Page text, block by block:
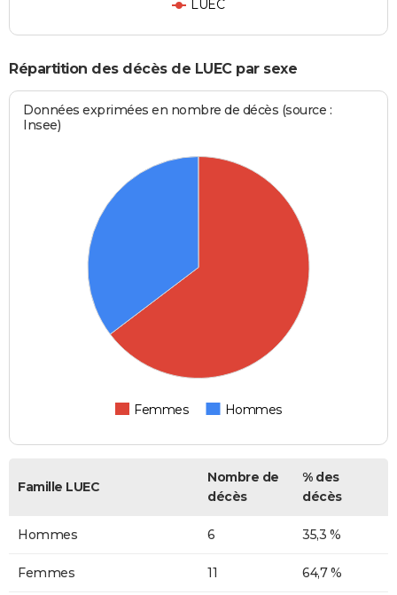
LUEC
Répartition des décès de LUEC par sexe
Données exprimées en nombre de décès (source :
Insee)
Femmes Hommes
Famille LUEC
Nombre de
décès
% des
décès
Hommes 6 35,3 %
Femmes 11 64,7 %